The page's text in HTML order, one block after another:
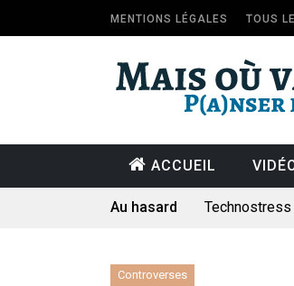
MENTIONS LÉGALES TOUS
ACCUEIL
Au hasard
Controverses